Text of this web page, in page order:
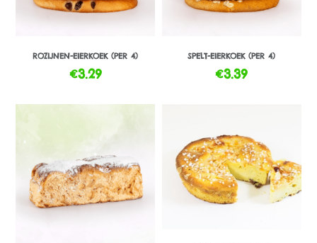
ROZIJNEN-EIERKOEK (PER 4)
€3.29
SPELT-EIERKOEK (PER 4)
€3.39